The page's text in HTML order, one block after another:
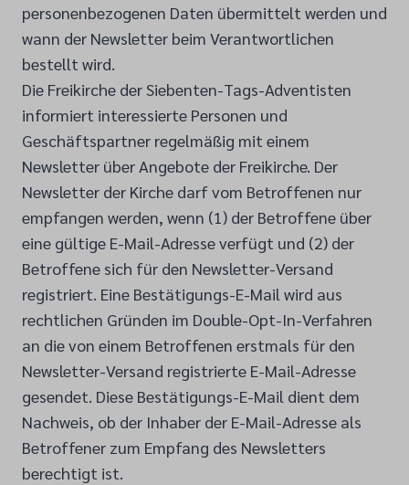
personenbezogenen Daten übermittelt werden und
wann der Newsletter beim Verantwortlichen
bestellt wird.
Die Freikirche der Siebenten-Tags-Adventisten
informiert interessierte Personen und
Geschäftspartner regelmäßig mit einem
Newsletter über Angebote der Freikirche. Der
Newsletter der Kirche darf vom Betroffenen nur
empfangen werden, wenn (1) der Betroffene über
eine gültige E-Mail-Adresse verfügt und (2) der
Betroffene sich für den Newsletter-Versand
registriert. Eine Bestätigungs-E-Mail wird aus
rechtlichen Gründen im Double-Opt-In-Verfahren
an die von einem Betroffenen erstmals für den
Newsletter-Versand registrierte E-Mail-Adresse
gesendet. Diese Bestätigungs-E-Mail dient dem
Nachweis, ob der Inhaber der E-Mail-Adresse als
Betroffener zum Empfang des Newsletters
berechtigt ist.